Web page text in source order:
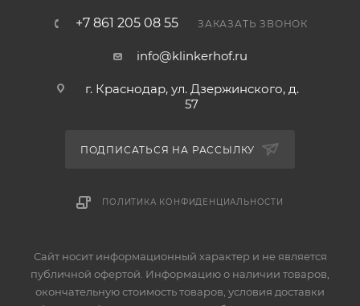
+7 861 205 08 55 ЗАКАЗАТЬ ЗВОНОК
info@klinkerhof.ru
г. Краснодар, ул. Дзержинского, д.
57
ПОДПИСАТЬСЯ НА РАССЫЛКУ
ПОЛИТИКА КОНФИДЕНЦИАЛЬНОСТИ
Сайт носит информационный характер и не является
публичной офертой. Информацию о наличии товаров,
окончательную стоимость товаров, условия доставки